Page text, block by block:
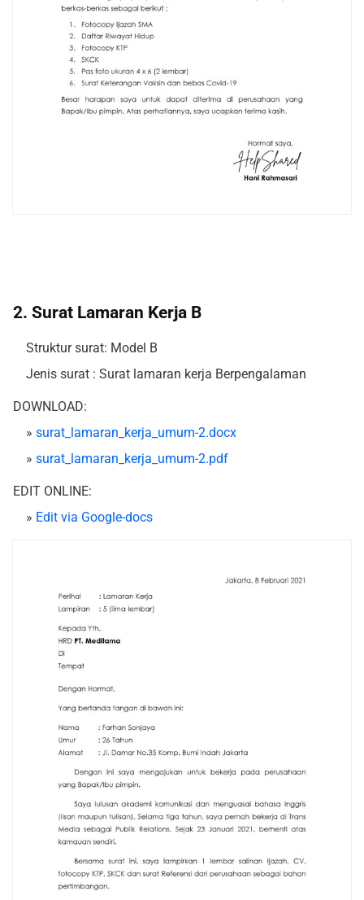
2. Surat Lamaran Kerja B
Struktur surat: Model B
Jenis surat : Surat lamaran kerja Berpengalaman
DOWNLOAD:
» surat_lamaran_kerja_umum-2.docx
» surat_lamaran_kerja_umum-2.pdf
EDIT ONLINE:
» Edit via Google-docs